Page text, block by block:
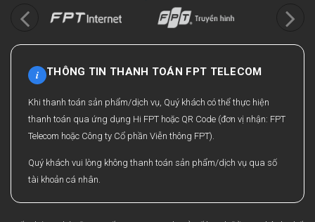
i THÔNG TIN THANH TOÁN FPT TELECOM
Khi thanh toán sản phẩm/dịch vụ, Quý khách có thể thực hiện
thanh toán qua ứng dụng Hi FPT hoặc QR Code (đơn vị nhận: FPT
Telecom hoặc Công ty Cổ phần Viễn thông FPT).
Quý khách vui lòng không thanh toán sản phẩm/dịch vụ qua số
tài khoản cá nhân.